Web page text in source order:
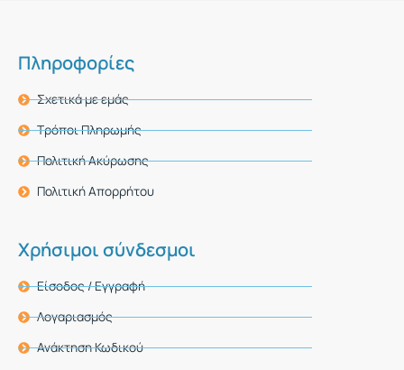
Πληροφορίες
Σχετικά με εμάς
Τρόποι Πληρωμής
Πολιτική Ακύρωσης
Πολιτική Απορρήτου
Χρήσιμοι σύνδεσμοι
Είσοδος / Εγγραφή
Λογαριασμός
Ανάκτηση Κωδικού